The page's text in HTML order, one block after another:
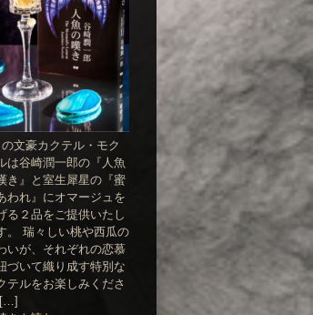
文豪カクテル・モク
は谷崎潤一郎の『人魚
き』と室生犀星の『蜜
われ』にオマージュを
る２品をご提供いたし
。 瑞々しい桃や西瓜の
いが、それぞれの恋慕
づいて織り成す特別な
テルをお楽しみくださ